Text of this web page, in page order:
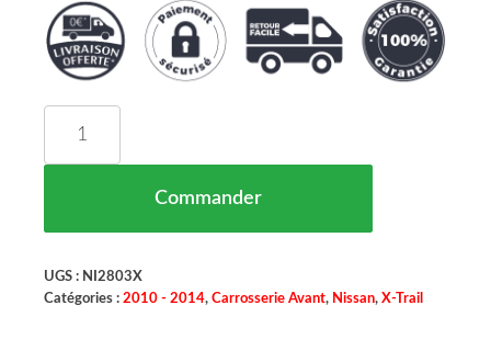
Commander
UGS : NI2803X
Catégories : 2010 - 2014, Carrosserie Avant, Nissan, X-Trail